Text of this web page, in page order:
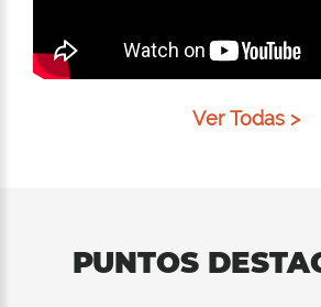
Ver Todas >
PUNTOS